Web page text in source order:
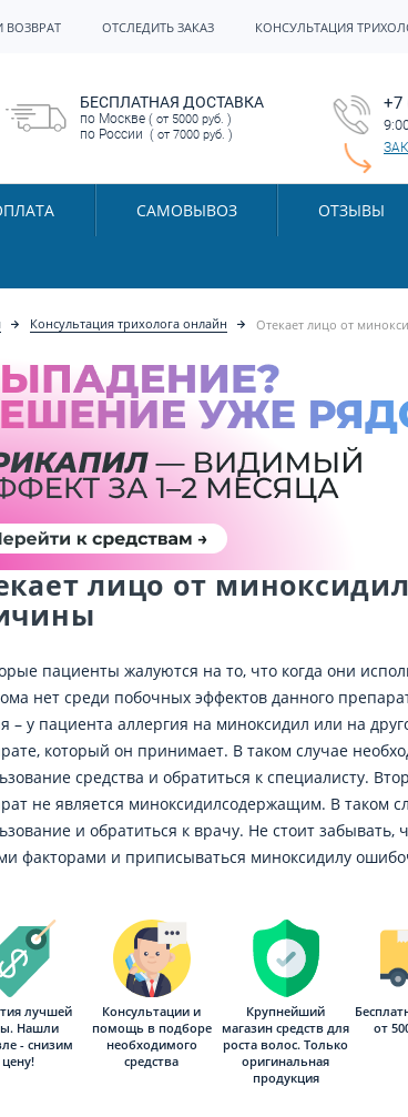
ВОЗВРАТ ОТСЛЕДИТЬ ЗАКАЗ КОНСУЛЬТАЦИЯ
БЕСПЛАТНАЯ ДОСТАВКА
по Москве ( от 5000 руб. )
по России ( от 7000 руб. )
+7
САМОВЫВОЗ ОТЗЫВЫ
Консультация трихолога онлайн Отекает лицо от
лицо от
пациенты жалуются на то, что когда они
нет среди побочных эффектов данного
– у пациента аллергия на миноксидил или на
который он принимает. В таком случае
средства и обратиться к специалисту.
не является миноксидилсодержащим. В таком
и обратиться к врачу. Не стоит
факторами и приписываться миноксидилу
лучшей
Нашли
- снизим
цену!
Консультации и
помощь в подборе
необходимого
средства
Крупнейший
магазин средств для
роста волос. Только
оригинальная
продукция
от